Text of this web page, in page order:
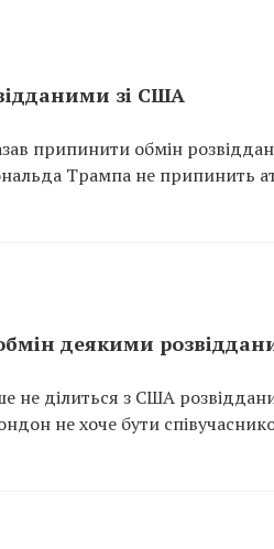
зі США
припинити обмін
Трампа не припинить
деякими
не ділиться з США
не хоче бути